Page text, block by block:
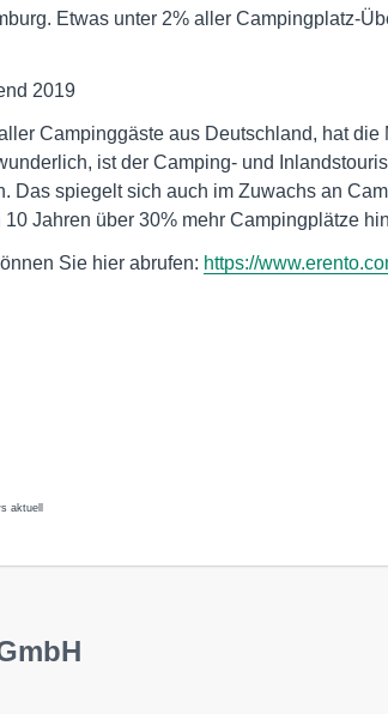
Etwas unter 2% aller Campingplatz-
2019
Campinggäste aus Deutschland, hat die
ist der Camping- und
Das spiegelt sich auch im Zuwachs an
Jahren über 30% mehr Campingplätze
Sie hier abrufen: https://
aktuell